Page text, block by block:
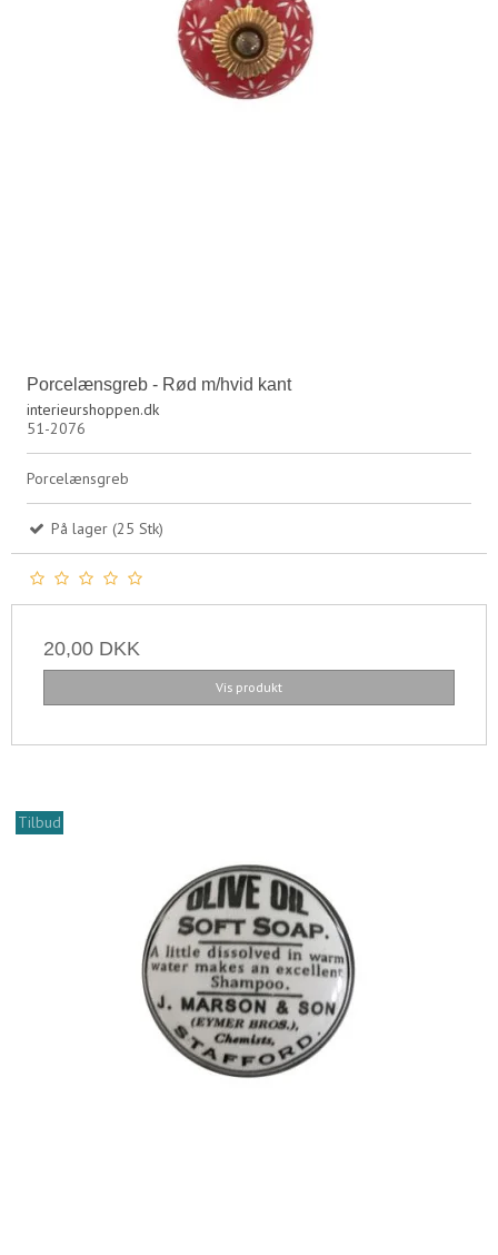
Porcelænsgreb - Rød m/hvid kant
interieurshoppen.dk
51-2076
Porcelænsgreb
På lager (25 Stk)
20,00 DKK
Vis produkt
Tilbud